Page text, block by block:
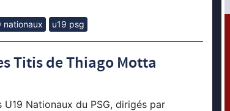
nationaux u19 psg
Titis de Thiago Motta
Nationaux du PSG, dirigés par